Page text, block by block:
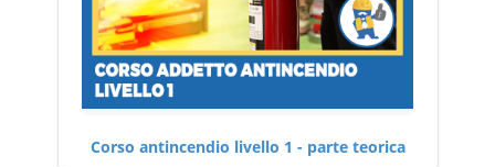
Corso antincendio livello 1 - parte teorica